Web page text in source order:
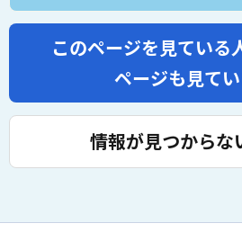
このページを見ている
ページも見て
情報が見つからな